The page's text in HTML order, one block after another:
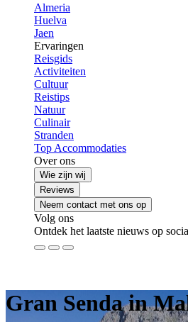
Almeria
Huelva
Jaen
Ervaringen
Reisgids
Activiteiten
Cultuur
Reistips
Natuur
Culinair
Stranden
Top Accommodaties
Over ons
Wie zijn wij
Reviews
Neem contact met ons op
Volg ons
Ontdek het laatste nieuws op
Gran Senda in